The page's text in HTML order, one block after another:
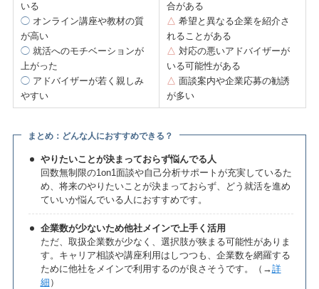
いる
◯オンライン講座や教材の質
が高い
◯就活へのモチベーションが
上がった
◯アドバイザーが若く親しみ
やすい
合がある
△ 希望と異なる企業を紹介さ
れることがある
△ 対応の悪いアドバイザーが
いる可能性がある
△ 面談案内や企業応募の勧誘
が多い
まとめ：どんな人におすすめできる？
やりたいことが決まっておらず悩んでる人
回数無制限の1on1面談や自己分析サポートが充実しているた
め、将来のやりたいことが決まっておらず、どう就活を進め
ていいか悩んでいる人におすすめです。
企業数が少ないため他社メインで上手く活用
ただ、取扱企業数が少なく、選択肢が狭まる可能性がありま
す。キャリア相談や講座利用はしつつも、企業数を網羅する
ために他社をメインで利用するのが良さそうです。（→詳
細 ）